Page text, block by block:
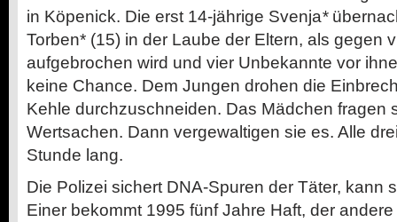
in Köpenick. Die erst 14-jährige Svenja*
Torben* (15) in der Laube der Eltern, als gegen
aufgebrochen wird und vier Unbekannte vor
keine Chance. Dem Jungen drohen die
Kehle durchzuschneiden. Das Mädchen fragen
Wertsachen. Dann vergewaltigen sie es. Alle
Stunde lang.
Die Polizei sichert DNA-Spuren der Täter, kann
Einer bekommt 1995 fünf Jahre Haft, der